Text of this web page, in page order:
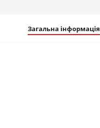
Загальна інформація